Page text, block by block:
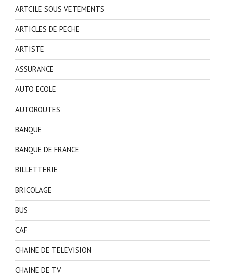
ARTCILE SOUS VETEMENTS
ARTICLES DE PECHE
ARTISTE
ASSURANCE
AUTO ECOLE
AUTOROUTES
BANQUE
BANQUE DE FRANCE
BILLETTERIE
BRICOLAGE
BUS
CAF
CHAINE DE TELEVISION
CHAINE DE TV